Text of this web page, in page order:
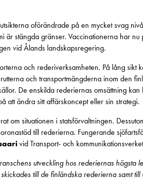
oförändrade på en mycket svag
är stängda gränser. Vaccinationerna har nu
vid Ålands landskapsregering.
och rederiverksamheten. På lång sikt
och transportmängderna inom den
De enskilda rederiernas omsättning kan
att ändra sitt affärskoncept eller sin strategi.
om situationen i statsförvaltningen.
till rederierna. Fungerande
vid Transport- och
utveckling hos rederiernas högsta
till de finländska rederierna samt till